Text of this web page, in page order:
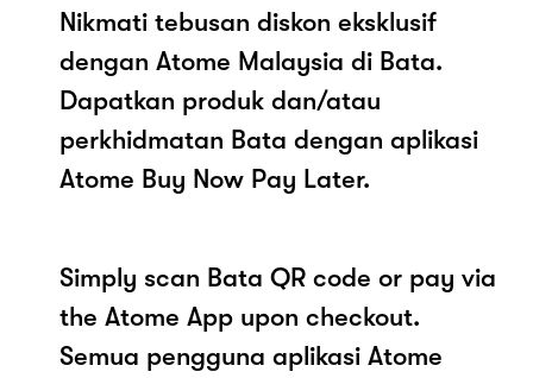
Nikmati tebusan diskon eksklusif
dengan Atome Malaysia di Bata.
Dapatkan produk dan/atau
perkhidmatan Bata dengan aplikasi
Atome Buy Now Pay Later.
Simply scan Bata QR code or pay via
the Atome App upon checkout.
Semua pengguna aplikasi Atome